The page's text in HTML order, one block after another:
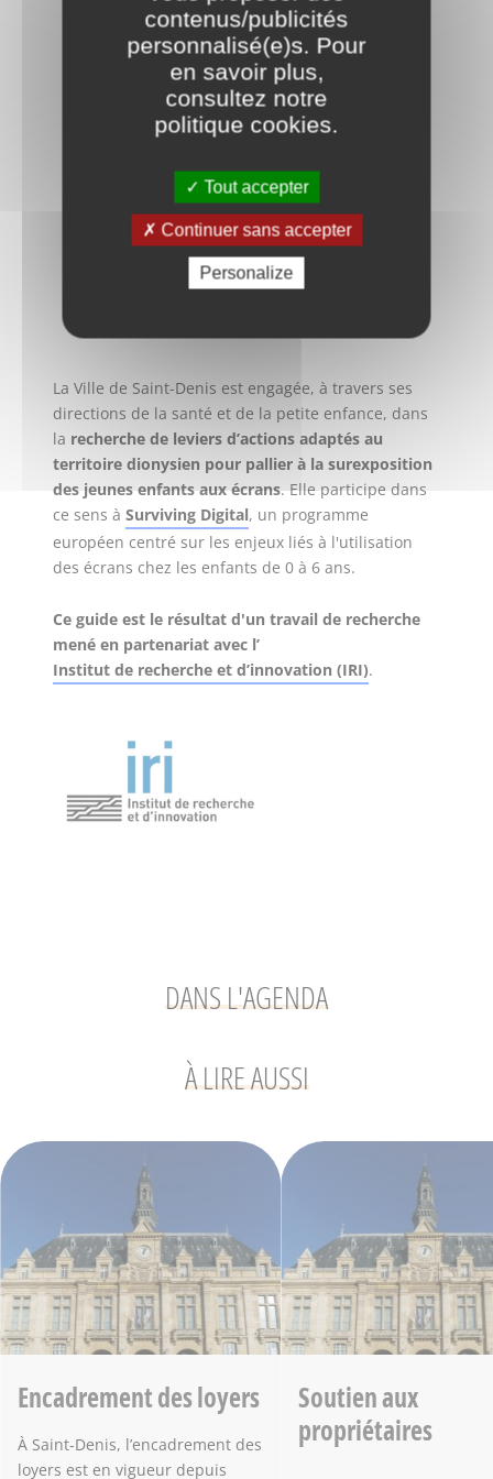
La Ville de Saint-Denis est engagée, à travers ses
directions de la santé et de la petite enfance, dans
la recherche de leviers d’actions adaptés au
territoire dionysien pour pallier à la surexposition
des jeunes enfants aux écrans. Elle participe dans
ce sens à hashtag
Surviving Digital, un programme
européen centré sur les enjeux liés à l'utilisation
des écrans chez les enfants de 0 à 6 ans.
Ce guide est le résultat d'un travail de recherche
mené en partenariat avec l’
Institut de recherche et d’innovation (IRI).
DANS L'AGENDA
À LIRE AUSSI
Encadrement des loyers
À Saint-Denis, l’encadrement des
loyers est en vigueur depuis
Soutien aux
propriétaires
contenus/publicités
personnalisé(e)s. Pour
en savoir plus,
consultez notre
politique cookies.
Tout accepter
Continuer sans accepter
Personalize